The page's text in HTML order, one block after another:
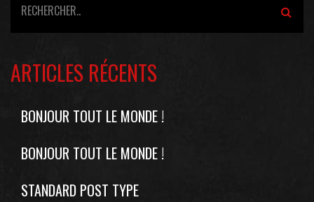
ARTICLES RÉCENTS
BONJOUR TOUT LE MONDE !
BONJOUR TOUT LE MONDE !
STANDARD POST TYPE